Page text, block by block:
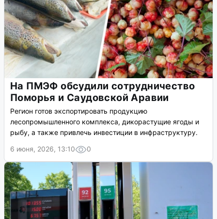
На ПМЭФ обсудили сотрудничество
Поморья и Саудовской Аравии
Регион готов экспортировать продукцию
лесопромышленного комплекса, дикорастущие ягоды и
рыбу, а также привлечь инвестиции в инфраструктуру.
6 июня, 2026, 13:10
0